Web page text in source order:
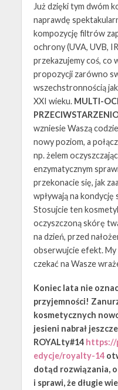
Już dzięki tym dwóm
naprawdę
kompozycję filtrów
ochrony (UVA, UVB,
przekazujemy coś, co
propozycji zarówno
wszechstronnością
XXI wieku. MULTI-
wzniesie Waszą
nowy poziom, a
np. żelem
enzymatycznym
przekonacie się, jak
wpływają na
Stosujcie ten
oczyszczoną skórę
na dzień, przed
obserwujcie efekt. My
czekać na Wasze
Koniec lata nie
przyjemności!
kosmetycznych
jesieni nabrał
ROYALty#14 https://
edycje/royalty-14
dotąd rozwiązania,
i sprawi, że długie